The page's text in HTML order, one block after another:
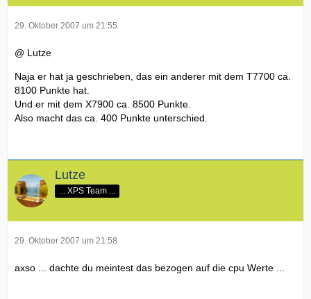
29. Oktober 2007 um 21:55
@ Lutze
Naja er hat ja geschrieben, das ein anderer mit dem T7700 ca.
8100 Punkte hat.
Und er mit dem X7900 ca. 8500 Punkte.
Also macht das ca. 400 Punkte unterschied.
Lutze
... XPS Team ...
29. Oktober 2007 um 21:58
axso ... dachte du meintest das bezogen auf die cpu Werte ...